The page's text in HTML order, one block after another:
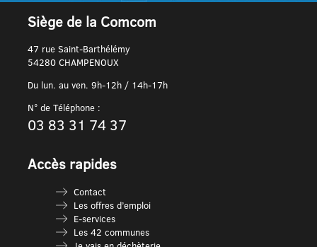
Siège de la Comcom
47 rue Saint-Barthélémy
54280 CHAMPENOUX
Du lun. au ven. 9h-12h / 14h-17h
N° de Téléphone :
03 83 31 74 37
Accès rapides
Contact
Les offres d’emploi
E-services
Les 42 communes